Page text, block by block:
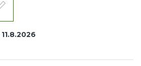
11.8.2026